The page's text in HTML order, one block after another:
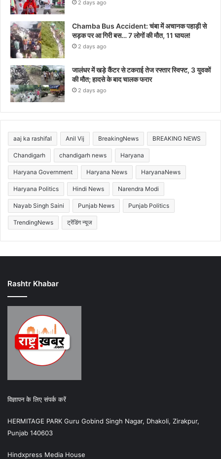
2 days ago
Chamba Bus Accident: चंबा में अचानक पहाड़ी से
सड़क पर आ गिरी बस… 7 लोगों की मौत, 11 घायल!
2 days ago
जालंधर में खड़े कैंटर से टकराई तेज रफ्तार स्विफ्ट, 3 युवकों
की मौत; हादसे के बाद चालक फरार
2 days ago
aaj ka rashifal Anil Vij BreakingNews BREAKING NEWS
Chandigarh chandigarh news Haryana
Haryana Government Haryana News HaryanaNews
Haryana Politics Hindi News Narendra Modi
Nayab Singh Saini Punjab News Punjab Politics
TrendingNews ट्रेंडिंग न्यूज
Rashtr Khabar
विज्ञापन के लिए संपर्क करें
HERMITAGE PARK Guru Gobind Singh Nagar, Dhakoli, Zirakpur,
Punjab 140603
Hindxpress Media House